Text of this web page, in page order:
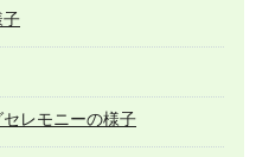
子
レモニーの様子